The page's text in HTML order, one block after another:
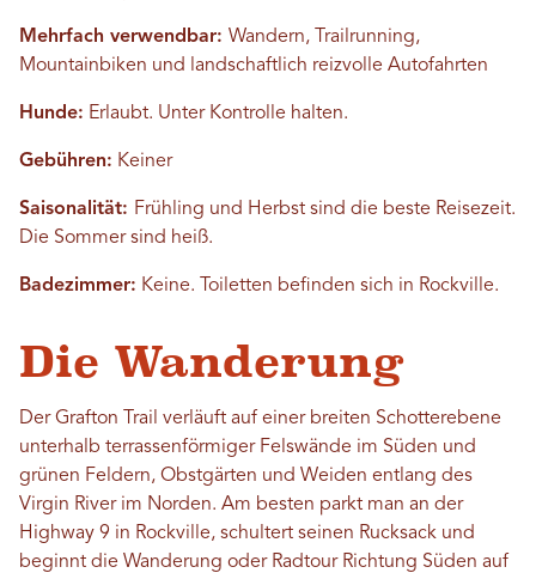
Mehrfach verwendbar: Wandern, Trailrunning,
Mountainbiken und landschaftlich reizvolle Autofahrten
Hunde: Erlaubt. Unter Kontrolle halten.
Gebühren: Keiner
Saisonalität: Frühling und Herbst sind die beste Reisezeit.
Die Sommer sind heiß.
Badezimmer: Keine. Toiletten befinden sich in Rockville.
Die Wanderung
Der Grafton Trail verläuft auf einer breiten Schotterebene
unterhalb terrassenförmiger Felswände im Süden und
grünen Feldern, Obstgärten und Weiden entlang des
Virgin River im Norden. Am besten parkt man an der
Highway 9 in Rockville, schultert seinen Rucksack und
beginnt die Wanderung oder Radtour Richtung Süden auf